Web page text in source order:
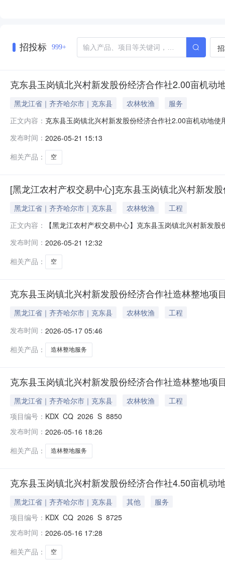
招投标 999+
克东县玉岗镇北兴村新发股份经济合作社2.00亩机动
黑龙江省｜齐齐哈尔市｜克东县 农林牧渔
服务
正文内容： 克东县玉岗镇北兴村新发股份经济合作社2.00亩机动地
发布时间： 2026-05-21 15:13
相关产品：
空
[黑龙江农村产权交易中心]克东县玉岗镇北兴村新发
黑龙江省｜齐齐哈尔市｜克东县 农林牧渔
工程
正文内容：
【黑龙江农村产权交易中心】克东县玉岗镇北兴村新发
在行政区域代码230230原文链接（公告源URL）http://
发布时间： 2026-05-21 12:32
相关产品：
空
克东县玉岗镇北兴村新发股份经济合作社造林整地项
黑龙江省｜齐齐哈尔市｜克东县 农林牧渔
工程
发布时间： 2026-05-17 05:46
相关产品：
造林整地服务
克东县玉岗镇北兴村新发股份经济合作社造林整地项
黑龙江省｜齐齐哈尔市｜克东县 农林牧渔
工程
项目编号： KDX_CQ_2026_S_8850
发布时间： 2026-05-16 18:26
相关产品：
造林整地服务
克东县玉岗镇北兴村新发股份经济合作社4.50亩机动
黑龙江省｜齐齐哈尔市｜克东县 其他
服务
项目编号： KDX_CQ_2026_S_8725
发布时间： 2026-05-16 17:28
相关产品：
空